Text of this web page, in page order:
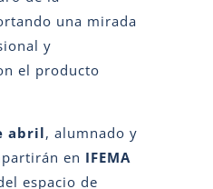
una mirada
y
el producto
abril, alumnado y
en IFEMA
espacio de